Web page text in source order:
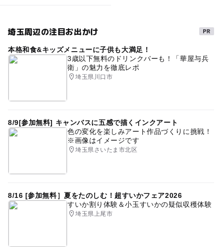
埼玉周辺の注目お出かけ
本格和食&キッズメニューに子供も大満足！
3歳以下無料のドリンクバーも！「華屋与兵
衛」の魅力を徹底レポ
埼玉県川口市
8/9[参加無料] キャンバスに五感で描くインクアート
色の変化を楽しみアート作品づくりに挑戦！
※画像はイメージです
埼玉県さいたま市北区
8/16 [参加無料］夏をたのしむ！超すいかフェア2026
すいか割り体験＆小玉すいかの疑似収穫体験
埼玉県上尾市